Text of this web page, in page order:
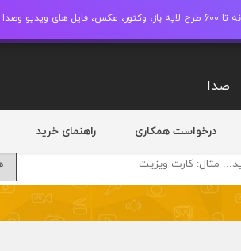
دانلود کنید.
صدا
درخواست همکاری راهنمای خرید